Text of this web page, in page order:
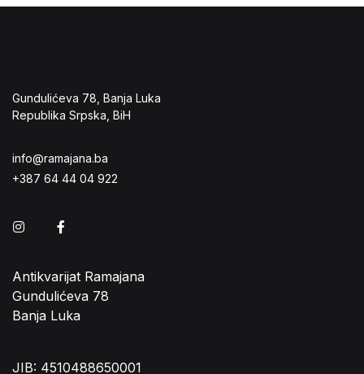
Gundulićeva 78, Banja Luka
Republika Srpska, BiH
info@ramajana.ba
+387 64 44 04 922
Instagram
Antikvarijat Ramajana
Gundulićeva 78
Banja Luka
JIB: 4510488650001